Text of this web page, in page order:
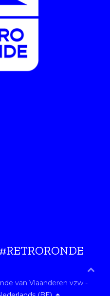
van Vlaanderen vzw -